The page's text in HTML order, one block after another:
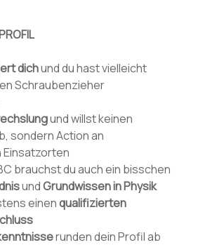
dichund du hast vielleicht
Schraubenzieher
und willst keinen
sondern Action an
brauchst du auch ein bisschen
undGrundwissen in Physik
einenqualifizierten
runden dein Profil ab